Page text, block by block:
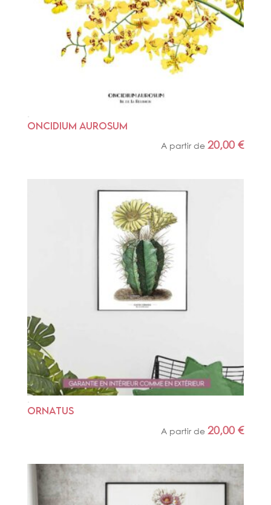
ONCIDIUM AUROSUM
A partir de20,00€
ORNATUS
A partir de20,00€